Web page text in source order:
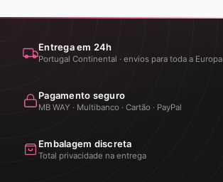
Entrega em 24h
Portugal Continental · envios para toda a Europa
Pagamento seguro
MB WAY · Multibanco · Cartão · PayPal
Embalagem discreta
Total privacidade na entrega